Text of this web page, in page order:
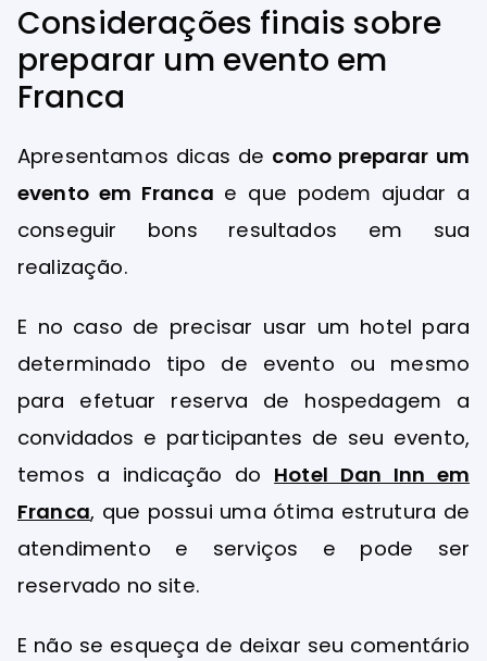
Considerações finais sobre
preparar um evento em
Franca
Apresentamos dicas de como preparar um
evento em Franca e que podem ajudar a
conseguir bons resultados em sua
realização.
E no caso de precisar usar um hotel para
determinado tipo de evento ou mesmo
para efetuar reserva de hospedagem a
convidados e participantes de seu evento,
temos a indicação do Hotel Dan Inn em
Franca, que possui uma ótima estrutura de
atendimento e serviços e pode ser
reservado no site.
E não se esqueça de deixar seu comentário